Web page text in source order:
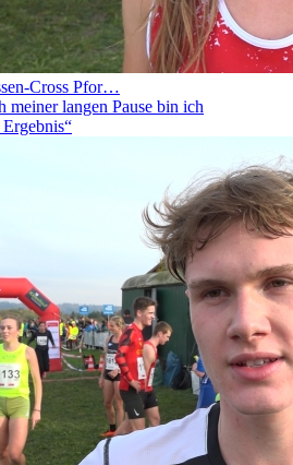
Cross Pfor…
meiner langen Pause bin ich